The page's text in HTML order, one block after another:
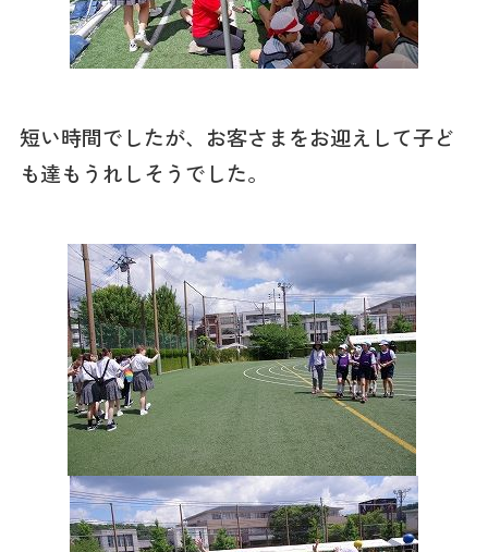
短い時間でしたが、お客さまをお迎えして子ど
も達もうれしそうでした。